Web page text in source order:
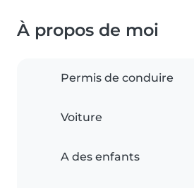
À propos de moi
Permis de conduire
Voiture
A des enfants